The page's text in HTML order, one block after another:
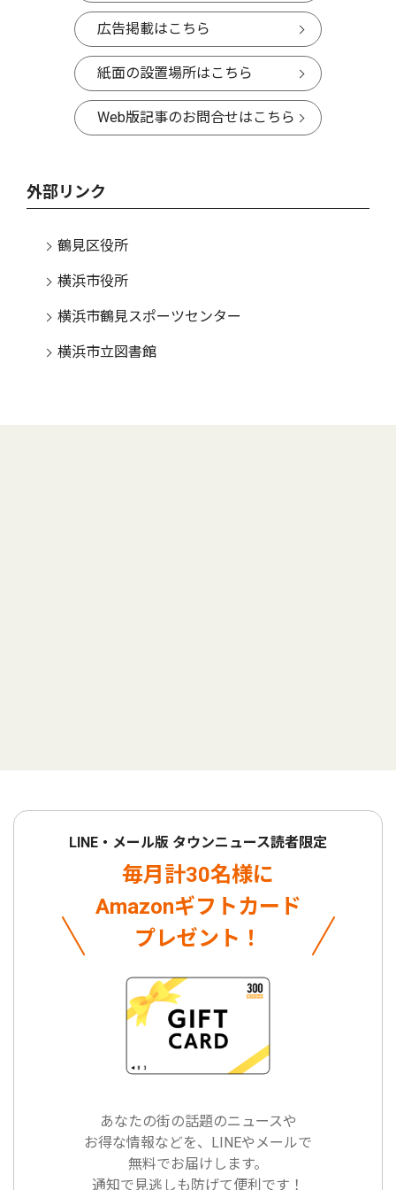
広告掲載はこちら
紙面の設置場所はこちら
Web版記事のお問合せはこちら
外部リンク
鶴見区役所
横浜市役所
横浜市鶴見スポーツセンター
横浜市立図書館
LINE・メール版 タウンニュース読者限定
毎月計30名様に
Amazonギフトカード
プレゼント！
あなたの街の話題のニュースや
お得な情報などを、LINEやメールで
無料でお届けします。
通知で見逃しも防げて便利です！